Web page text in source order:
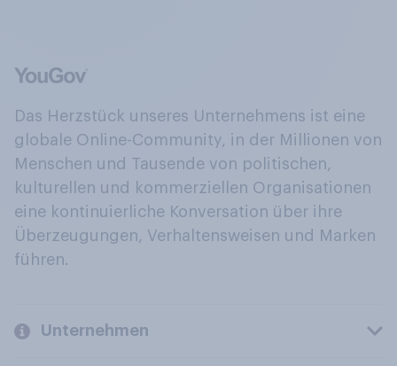
Das Herzstück unseres Unternehmens ist eine
globale Online-Community, in der Millionen von
Menschen und Tausende von politischen,
kulturellen und kommerziellen Organisationen
eine kontinuierliche Konversation über ihre
Überzeugungen, Verhaltensweisen und Marken
führen.
Unternehmen